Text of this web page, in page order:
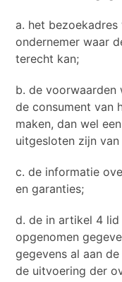
a. het
ondernemer waar
terecht kan;
b. de voorwaarden
de consument van
maken, dan wel
uitgesloten zijn
c. de informatie
en garanties;
d. de in artikel 4
opgenomen
gegevens al aan
de uitvoering der